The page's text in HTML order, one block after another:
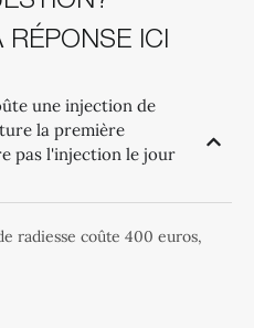
RÉPONSE ICI
une injection de
la première
pas l'injection le jour
radiesse coûte 400 euros,